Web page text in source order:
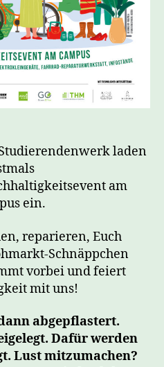
laden
am
ein.
reparieren, Euch
Schnäppchen
vorbei und feiert
mit uns!
abgepflastert.
Dafür werden
Lust mitzumachen?